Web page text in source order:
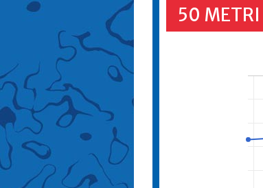
50 METRI